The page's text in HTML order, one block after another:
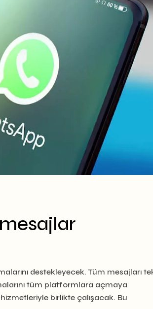
destekleyecek. Tüm mesajları
tüm platformlara açmaya
birlikte çalışacak. Bu